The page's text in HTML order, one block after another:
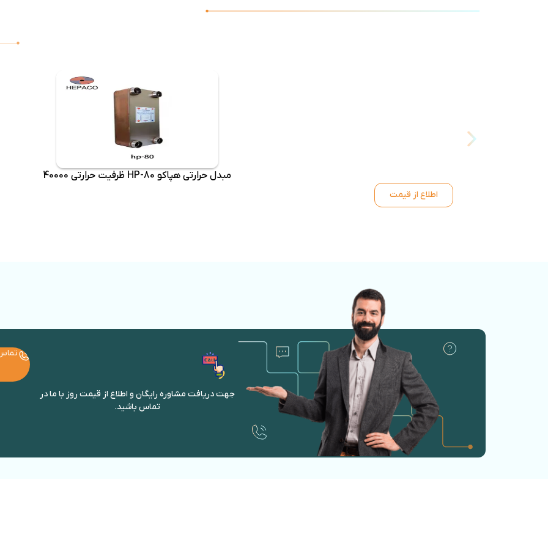
مبدل حرارتی هپاکو HP-80 ظرفیت حرارتی 40000
اطلاع از قیمت
جهت دریافت مشاوره رایگان و اطلاع از قیمت روز با ما در
تماس باشید.